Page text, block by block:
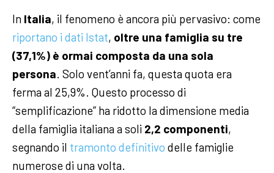
In Italia, il fenomeno è ancora più pervasivo: come
riportano i dati Istat, oltre una famiglia su tre
(37,1%) è ormai composta da una sola
persona. Solo vent’anni fa, questa quota era
ferma al 25,9%. Questo processo di
“semplificazione” ha ridotto la dimensione media
della famiglia italiana a soli 2,2 componenti,
segnando il tramonto definitivo delle famiglie
numerose di una volta.